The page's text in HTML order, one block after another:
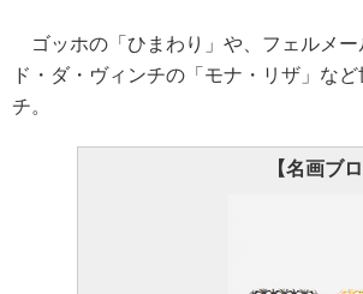
ゴッホの「ひまわり」や、フェルメ
ド・ダ・ヴィンチの「モナ・リザ」な
チ。
【名画ブ